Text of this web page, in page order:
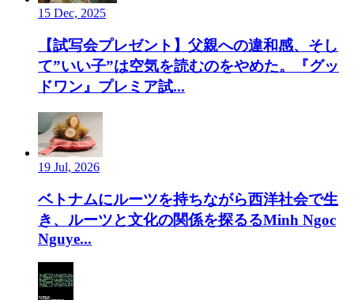
15 Dec, 2025
【試写会プレゼント】父親への違和感、そし
て”いい子”は空気を読むのをやめた。『グッ
ドワン』プレミア試...
19 Jul, 2026
ベトナムにルーツを持ちながら西洋社会で生
き、ルーツと文化の関係を探るるMinh Ngoc
Nguye...